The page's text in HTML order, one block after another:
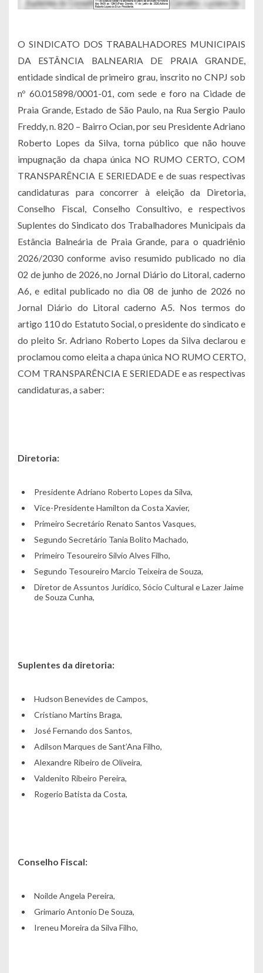
O SINDICATO DOS TRABALHADORES MUNICIPAIS
DA ESTÂNCIA BALNEARIA DE PRAIA GRANDE,
entidade sindical de primeiro grau, inscrito no CNPJ sob
nº 60.015898/0001-01, com sede e foro na Cidade de
Praia Grande, Estado de São Paulo, na Rua Sergio Paulo
Freddy, n. 820 – Bairro Ocian, por seu Presidente Adriano
Roberto Lopes da Silva, torna público que não houve
impugnação da chapa única NO RUMO CERTO, COM
TRANSPARÊNCIA E SERIEDADE e de suas respectivas
candidaturas para concorrer à eleição da Diretoria,
Conselho Fiscal, Conselho Consultivo, e respectivos
Suplentes do Sindicato dos Trabalhadores Municipais da
Estância Balneária de Praia Grande, para o quadriênio
2026/2030 conforme aviso resumido publicado no dia
02 de junho de 2026, no Jornal Diário do Litoral, caderno
A6, e edital publicado no dia 08 de junho de 2026 no
Jornal Diário do Litoral caderno A5. Nos termos do
artigo 110 do Estatuto Social, o presidente do sindicato e
do pleito Sr. Adriano Roberto Lopes da Silva declarou e
proclamou como eleita a chapa única NO RUMO CERTO,
COM TRANSPARÊNCIA E SERIEDADE e as respectivas
candidaturas, a saber:
Diretoria:
Presidente Adriano Roberto Lopes da Silva,
Vice-Presidente Hamilton da Costa Xavier,
Primeiro Secretário Renato Santos Vasques,
Segundo Secretário Tania Bolito Machado,
Primeiro Tesoureiro Silvio Alves Filho,
Segundo Tesoureiro Marcio Teixeira de Souza,
Diretor de Assuntos Jurídico, Sócio Cultural e Lazer Jaime
de Souza Cunha,
Suplentes da diretoria:
Hudson Benevides de Campos,
Cristiano Martins Braga,
José Fernando dos Santos,
Adilson Marques de Sant’Ana Filho,
Alexandre Ribeiro de Oliveira,
Valdenito Ribeiro Pereira,
Rogerio Batista da Costa,
Conselho Fiscal:
Noilde Angela Pereira,
Grimario Antonio De Souza,
Ireneu Moreira da Silva Filho,